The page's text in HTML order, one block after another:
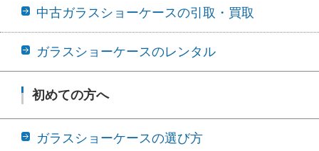
中古ガラスショーケースの引取・買取
ガラスショーケースのレンタル
初めての方へ
ガラスショーケースの選び方